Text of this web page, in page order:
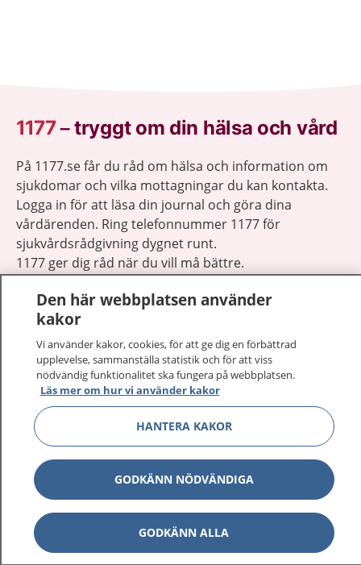
1177–tryggt om din hälsa och vård
På 1177.se får du råd om hälsa och information om
sjukdomar och vilka mottagningar du kan kontakta.
Logga in för att läsa din journal och göra dina
vårdärenden. Ring telefonnummer 1177 för
sjukvårdsrådgivning dygnet runt.
1177 ger dig råd när du vill må bättre.
1177 på flera språk
Om 1177 Visa
Kontakt Visa
Behandling av personuppgifter
Den här webbplatsen använder
kakor
Vi använder kakor, cookies, för att ge dig en förbättrad
upplevelse, sammanställa statistik och för att viss
nödvändig funktionalitet ska fungera på webbplatsen.
Läs mer om hur vi använder kakor
HANTERA KAKOR
GODKÄNN NÖDVÄNDIGA
GODKÄNN ALLA